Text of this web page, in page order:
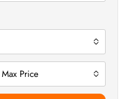
Max Price